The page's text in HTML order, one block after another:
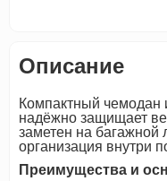
Описание
Компактный чемодан
надёжно защищает
заметен на багажной
организация внутри
Преимущества и